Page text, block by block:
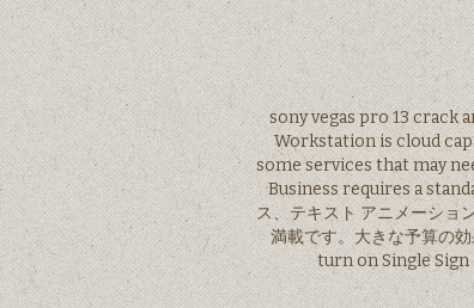
sony vegas pro 13 crack
Workstation is cloud
some services that may
Business requires a
ス、テキスト アニメーショ
満載です。大きな予算の
turn on Single